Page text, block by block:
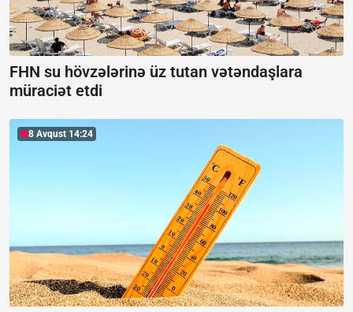
FHN su hövzələrinə üz tutan vətəndaşlara
müraciət etdi
8 Avqust 14:24